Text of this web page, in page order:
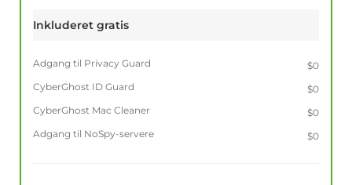
Inkluderet gratis
Adgang til Privacy Guard
$0
CyberGhost ID Guard
$0
CyberGhost Mac Cleaner
$0
Adgang til NoSpy-servere
$0